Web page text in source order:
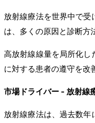
放射線療法を世界中で
は、多くの原因と診断方
高放射線線量を局所化
に対する患者の遵守を改
市場ドライバー - 放射線
放射線療法は、過去数